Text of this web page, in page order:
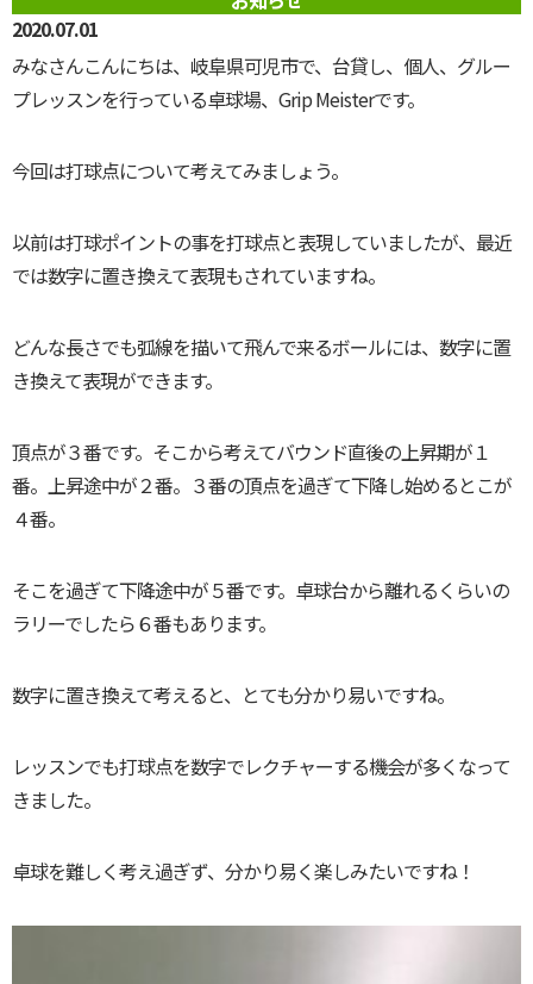
2020.07.01
みなさんこんにちは、岐阜県可児市で、台貸し、個人、グルー
プレッスンを行っている卓球場、Grip Meisterです。
今回は打球点について考えてみましょう。
以前は打球ポイントの事を打球点と表現していましたが、最近
では数字に置き換えて表現もされていますね。
どんな長さでも弧線を描いて飛んで来るボールには、数字に置
き換えて表現ができます。
頂点が３番です。そこから考えてバウンド直後の上昇期が１
番。上昇途中が２番。３番の頂点を過ぎて下降し始めるとこが
４番。
そこを過ぎて下降途中が５番です。卓球台から離れるくらいの
ラリーでしたら６番もあります。
数字に置き換えて考えると、とても分かり易いですね。
レッスンでも打球点を数字でレクチャーする機会が多くなって
きました。
卓球を難しく考え過ぎず、分かり易く楽しみたいですね！